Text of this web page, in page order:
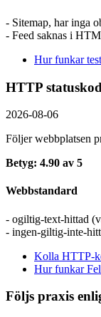
- Sitemap, har inga
- Feed saknas i
Hur funkar
HTTP
2026-08-06
Följer webbplatsen
Betyg: 4.90 av 5
Webbstandard
- ogiltig-text-hittad
- ingen-giltig-inte-
Kolla HTTP-
Hur funkar
Följs praxis